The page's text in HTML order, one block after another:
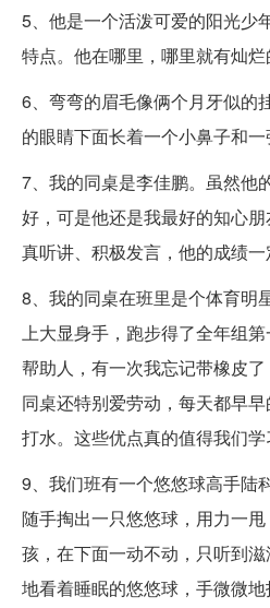
5、他是一个活泼可爱的阳光少
特点。他在哪里，哪里就有灿烂
6、弯弯的眉毛像俩个月牙似的
的眼睛下面长着一个小鼻子和一
7、我的同桌是李佳鹏。虽然他
好，可是他还是我最好的知心
真听讲、积极发言，他的成绩一
8、我的同桌在班里是个体育明
上大显身手，跑步得了全年组
帮助人，有一次我忘记带橡皮
同桌还特别爱劳动，每天都早
打水。这些优点真的值得我们学
9、我们班有一个悠悠球高手陆
随手掏出一只悠悠球，用力一
孩，在下面一动不动，只听到
地看着睡眠的悠悠球，手微微